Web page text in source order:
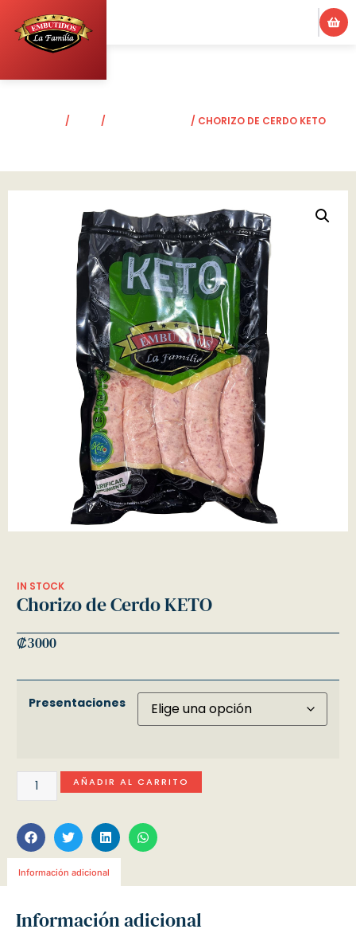
/ / / CHORIZO DE CERDO KETO
IN STOCK
Chorizo de Cerdo KETO
₡3000
Presentaciones
AÑADIR AL CARRITO
Información adicional
Información adicional